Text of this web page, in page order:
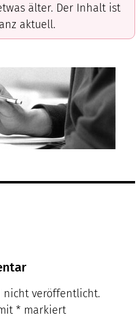
älter. Der Inhalt ist
aktuell.
nicht veröffentlicht.
* markiert